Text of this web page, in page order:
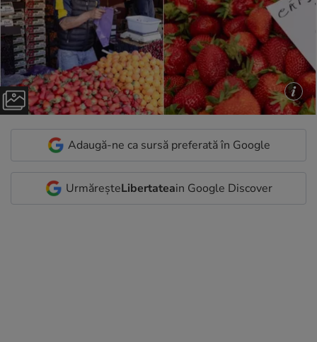
Adaugă-ne ca sursă preferată în Google
UrmăreșteLibertateain Google Discover